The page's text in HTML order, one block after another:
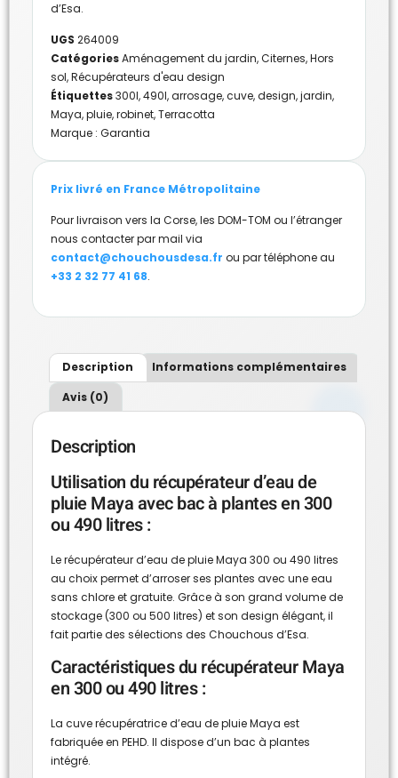
d’Esa.
UGS 264009
CatégoriesAménagement du jardin,Citernes,Hors
sol,Récupérateurs d'eau design
Étiquettes300l,490l,arrosage,cuve,design,jardin,
Maya,pluie,robinet,Terracotta
Marque : Garantia
Prix livré en France Métropolitaine
Pour livraison vers la Corse, les DOM-TOM ou l’étranger
nous contacter par mail via
contact@chouchousdesa.fr ou par téléphone au
+33 2 32 77 41 68.
Description
Informations complémentaires
Avis (0)
Description
Utilisation du récupérateur d’eau de
pluie Maya avec bac à plantes en 300
ou 490 litres :
Le récupérateur d’eau de pluie Maya 300 ou 490 litres
au choix permet d’arroser ses plantes avec une eau
sans chlore et gratuite. Grâce à son grand volume de
stockage (300 ou 500 litres) et son design élégant, il
fait partie des sélections des Chouchous d’Esa.
Caractéristiques du récupérateur Maya
en 300 ou 490 litres :
La cuve récupératrice d’eau de pluie Maya est
fabriquée en PEHD. Il dispose d’un bac à plantes
intégré.